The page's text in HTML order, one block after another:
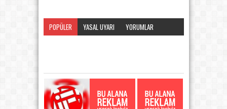
POPÜLER YASAL UYARI
YORUMLAR